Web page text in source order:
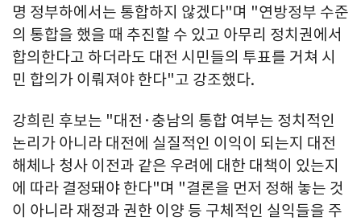
명 정부하에서는 통합하지 않겠다"며 "연방정부 수준
의 통합을 했을 때 추진할 수 있고 아무리 정치권에서
합의한다고 하더라도 대전 시민들의 투표를 거쳐 시
민 합의가 이뤄져야 한다"고 강조했다.
강희린 후보는 "대전·충남의 통합 여부는 정치적인
논리가 아니라 대전에 실질적인 이익이 되는지 대전
해체나 청사 이전과 같은 우려에 대한 대책이 있는지
에 따라 결정돼야 한다"며 "결론을 먼저 정해 놓는 것
이 아니라 재정과 권한 이양 등 구체적인 실익들을 주